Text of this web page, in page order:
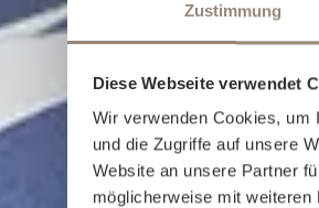
Zustimmung
Diese Webseite verwendet
Wir verwenden Cookies, um
und die Zugriffe auf unsere
Website an unsere Partner
möglicherweise mit